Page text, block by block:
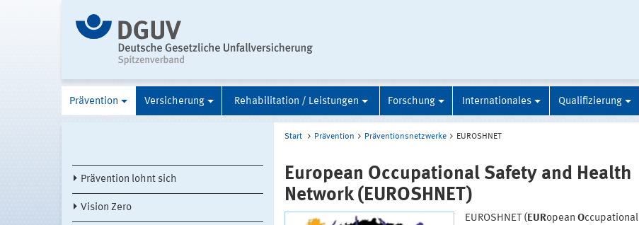
Prävention Versicherung Rehabilitation / Leistungen Forschung Internationales Qualifizierung
Prävention lohnt sich
Vision Zero
Start Prävention Präventionsnetzwerke EUROSHNET
European Occupational Safety and Health
Network (EUROSHNET)
EUROSHNET (EURopean Occupational